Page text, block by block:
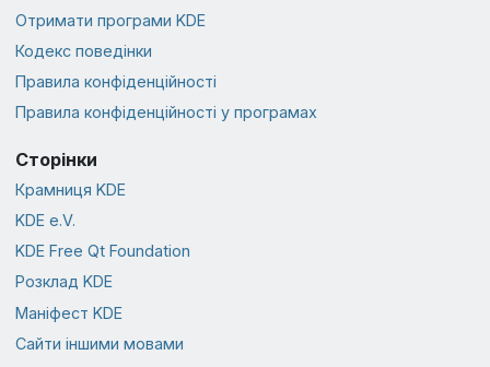
Отримати програми KDE
Кодекс поведінки
Правила конфіденційності
Правила конфіденційності у програмах
Сторінки
Крамниця KDE
KDE e.V.
KDE Free Qt Foundation
Розклад KDE
Маніфест KDE
Сайти іншими мовами